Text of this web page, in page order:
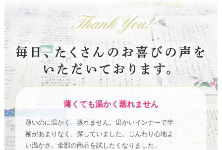
薄くても温かく蒸れません
薄いのに温かく、蒸れません。温かいインナーで半
袖があまりなく、探していました。じんわり心地よ
い温かさ。全部の商品を試したくなりました。